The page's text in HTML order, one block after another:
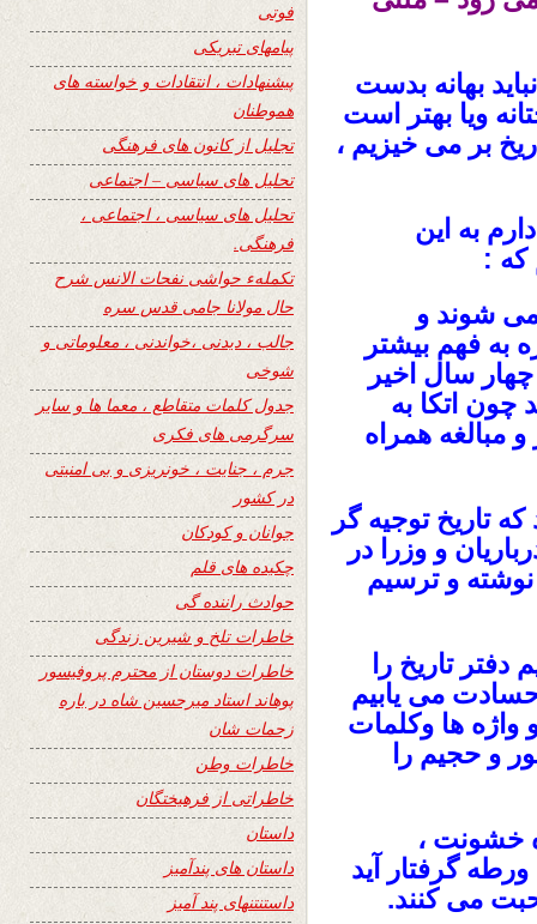
بهانه بدست
ویا بهتر است
بر می خیزیم ،
به این
که :
شوند و
به فهم بیشتر
سال اخیر
چون اتکا به
و مبالغه همراه
تاریخ توجیه گر
و وزرا در
نوشته و ترسیم
دفتر تاریخ را
می یابیم
واژه ها وکلمات
و حجیم را
خشونت ،
گرفتار آید
می کنند.
فوتی
پیامهای تبریکی
پیشنهادات ، انتقادات و خواسته های
هموطنان
تجلیل از کانون های فرهنگی
تحلیل های سیاسی – اجتماعی
تحلیل های سیاسی ، اجتماعی ،
فرهنگی.
تکملهء حواشی نفحات الانس شرح
حال مولانا جامی قدس سره
جالب ، دیدنی ،خواندنی ، معلوماتی و
شوخی
جدول کلمات متقاطع ، معما ها و سایر
سرگرمی های فکری
جرم ، جنایت ، خونریزی و بی امنیتی
در کشور
جوانان و کودکان
چکیده های قلم
حوادث راننده گی
خاطرات تلخ و شیرین زندگی
خاطرات دوستان از محترم پروفیسور
پوهاند استاد میرحسین شاه در باره
زحمات شان
خاطرات وطن
خاطراتی از فرهیختگان
داستان
داستان های پندآمیز
داستنتنهای پند آمیز